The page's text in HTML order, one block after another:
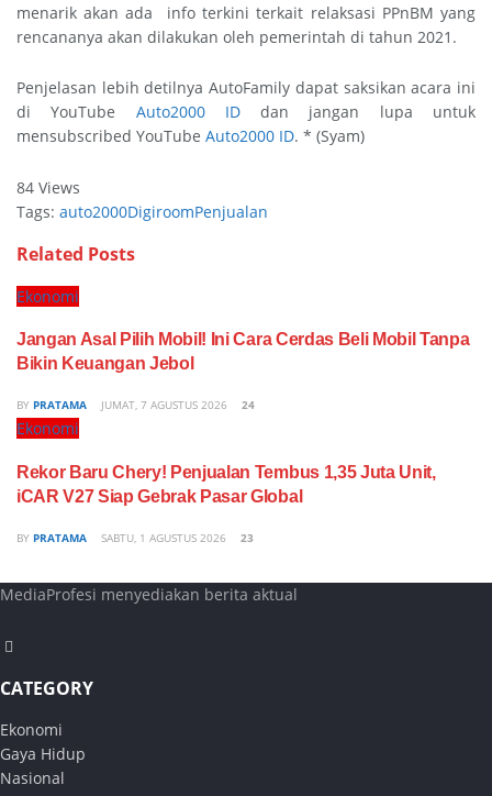
menarik akan ada info terkini terkait relaksasi PPnBM yang
rencananya akan dilakukan oleh pemerintah di tahun 2021.
Penjelasan lebih detilnya AutoFamily dapat saksikan acara ini
di YouTube Auto2000 IDdan jangan lupa untuk
mensubscribed YouTube Auto2000 ID. * (Syam)
84 Views
Tags: auto2000DigiroomPenjualan
Related Posts
Ekonomi
Jangan Asal Pilih Mobil! Ini Cara Cerdas Beli Mobil Tanpa
Bikin Keuangan Jebol
BY PRATAMA JUMAT, 7 AGUSTUS 2026 24
Ekonomi
Rekor Baru Chery! Penjualan Tembus 1,35 Juta Unit,
iCAR V27 Siap Gebrak Pasar Global
BY PRATAMA SABTU, 1 AGUSTUS 2026 23
MediaProfesi menyediakan berita aktual
CATEGORY
Ekonomi
Gaya Hidup
Nasional